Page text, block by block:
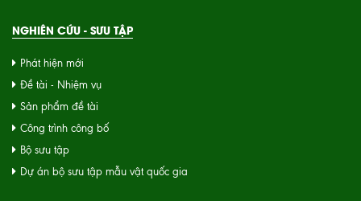
NGHIÊN CỨU - SƯU TẬP
Phát hiện mới
Đề tài - Nhiệm vụ
Sản phẩm đề tài
Công trình công bố
Bộ sưu tập
Dự án bộ sưu tập mẫu vật quốc gia